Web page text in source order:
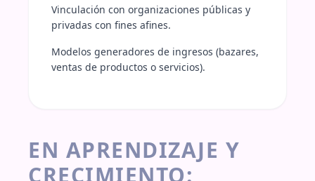
Vinculación con organizaciones públicas y
privadas con fines afines.
Modelos generadores de ingresos (bazares,
ventas de productos o servicios).
EN APRENDIZAJE Y
CRECIMIENTO: